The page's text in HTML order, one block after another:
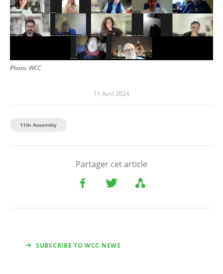
Photo: WCC
11 Avril 2024
11th Assembly
Partager cet article
SUBSCRIBE TO WCC NEWS